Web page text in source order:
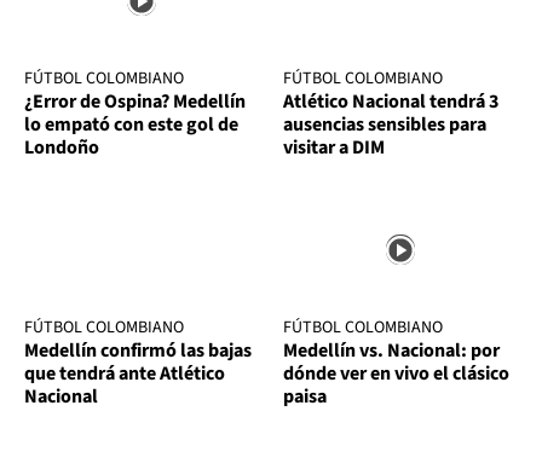
FÚTBOL COLOMBIANO
¿Error de Ospina? Medellín
lo empató con este gol de
Londoño
FÚTBOL COLOMBIANO
Atlético Nacional tendrá 3
ausencias sensibles para
visitar a DIM
FÚTBOL COLOMBIANO
Medellín confirmó las bajas
que tendrá ante Atlético
Nacional
FÚTBOL COLOMBIANO
Medellín vs. Nacional: por
dónde ver en vivo el clásico
paisa